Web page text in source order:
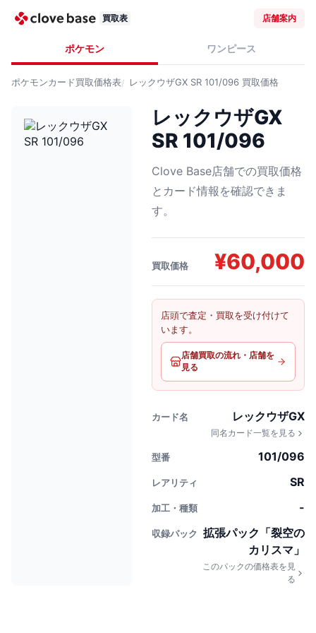
買取表 店舗案内
ポケモン ワンピース
ポケモンカード買取価格表 レックウザGX SR 101/096 買取価格
レックウザGX
SR 101/096
Clove Base店舗での買取価格
とカード情報を確認できま
す。
買取価格 ¥60,000
店頭で査定・買取を受け付けて
います。
店舗買取の流れ・店舗を
見る
カード名 レックウザGX
同名カード一覧を見る
型番 101/096
レアリティ SR
加工・種類 -
収録パック
拡張パック「裂空の
カリスマ」
このパックの価格表を見
る